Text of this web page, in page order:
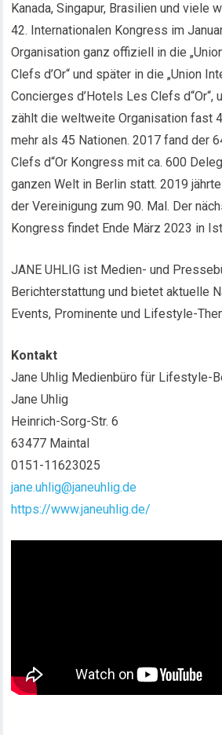
Kanada, Singapur, Brasilien und viele
42. Internationalen Kongress im
Organisation ganz offiziell in die
Clefs d’Or“ und später in die „Union
Concierges d’Hotels Les Clefs d“Or“,
zählt die weltweite Organisation fast
mehr als 45 Nationen. 2017 fand der
Clefs d“Or Kongress mit ca. 600
ganzen Welt in Berlin statt. 2019
der Vereinigung zum 90. Mal. Der
Kongress findet Ende März 2023 in
JANE UHLIG ist Medien- und
Berichterstattung und bietet aktuelle
Events, Prominente und Lifestyle-
Kontakt
Jane Uhlig Medienbüro für Lifestyle-
Jane Uhlig
Heinrich-Sorg-Str. 6
63477 Maintal
0151-11623025
jane.uhlig@janeuhlig.de
https://www.janeuhlig.de/